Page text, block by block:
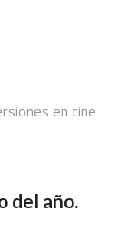
en cine
del año.